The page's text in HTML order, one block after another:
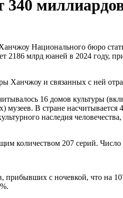
Национального бюро
млрд юаней в 2024 году,
Ханчжоу и связанных с ней
16 домов культуры
В стране
наследия
количеством 207 серий.
прибывших с ночевкой, что на